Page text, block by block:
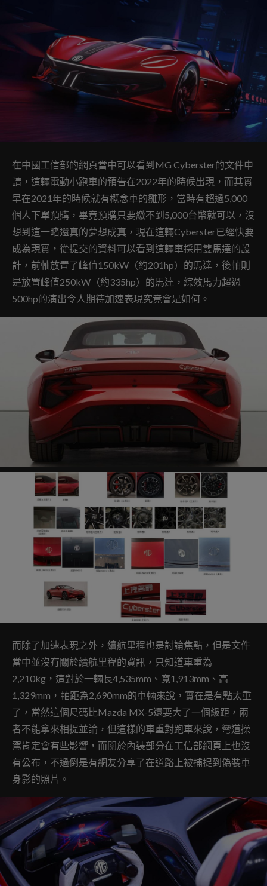
在中國工信部的網頁當中可以看到MG Cyberster的文件申
請，這輛電動小跑車的預告在2022年的時候出現，而其實
早在2021年的時候就有概念車的雛形，當時有超過5,000
個人下單預購，畢竟預購只要繳不到5,000台幣就可以，沒
想到這一睹還真的夢想成真，現在這輛Cyberster已經快要
成為現實，從提交的資料可以看到這輛車採用雙馬達的設
計，前軸放置了峰值150kW（約201hp）的馬達，後軸則
是放置峰值250kW（約335hp）的馬達，綜效馬力超過
500hp的演出令人期待加速表現究竟會是如何。
而除了加速表現之外，續航里程也是討論焦點，但是文件
當中並沒有關於續航里程的資訊，只知道車重為
2,210kg，這對於一輛長4,535mm、寬1,913mm、高
1,329mm，軸距為2,690mm的車輛來說，實在是有點太重
了，當然這個尺碼比Mazda MX-5還要大了一個級距，兩
者不能拿來相提並論，但這樣的車重對跑車來說，彎道操
駕肯定會有些影響，而關於內裝部分在工信部網頁上也沒
有公布，不過倒是有網友分享了在道路上被捕捉到偽裝車
身影的照片。